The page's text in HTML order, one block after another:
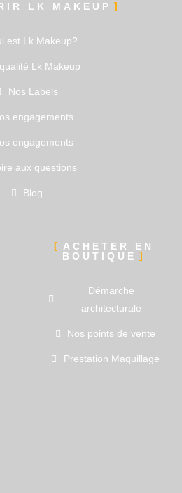
LK MAKEUP
est Lk Makeup?
Lk Makeup
Nos Labels
engagements
engagements
aux questions
Blog
ACHETER EN
BOUTIQUE
Démarche
architecturale
Nos points de vente
Prestation Maquillage